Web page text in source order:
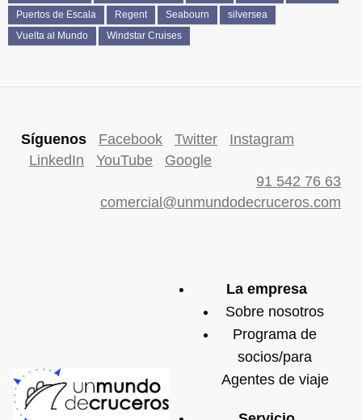
Puertos de Escala
Regent Seabourn
silversea
Vuelta al Mundo
Windstar Cruises
Síguenos Facebook Twitter
Instagram
LinkedIn
YouTube
Google
91 542 76 63
comercial@unmundodecruceros.com
La empresa
Sobre nosotros
Programa de
socios/para
Agentes de viaje